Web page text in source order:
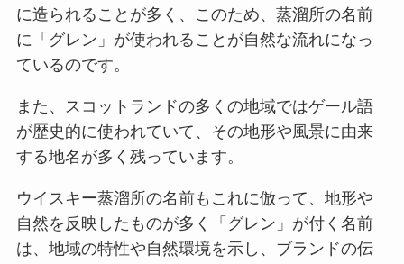
に造られることが多く、このため、蒸溜所の名前
に「グレン」が使われることが自然な流れになっ
ているのです。
また、スコットランドの多くの地域ではゲール語
が歴史的に使われていて、その地形や風景に由来
する地名が多く残っています。
ウイスキー蒸溜所の名前もこれに倣って、地形や
自然を反映したものが多く「グレン」が付く名前
は、地域の特性や自然環境を示し、ブランドの伝